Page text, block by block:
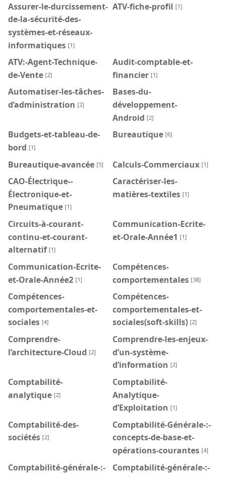
Assurer-le-durcissement-
de-la-sécurité-des-
systèmes-et-réseaux-
informatiques [1]
ATV-fiche-profil [1]
ATV:-Agent-Technique-
de-Vente [2]
Audit-comptable-et-
financier [1]
Automatiser-les-tâches-
d’administration [2]
Bases-du-
développement-
Android [2]
Budgets-et-tableau-de-
bord [1]
Bureautique [6]
Bureautique-avancée [5] Calculs-Commerciaux [1]
CAO-Électrique--
Électronique-et-
Pneumatique [1]
Caractériser-les-
matières-textiles [1]
Circuits-à-courant-
continu-et-courant-
alternatif [1]
Communication-Ecrite-
et-Orale-Année1 [1]
Communication-Ecrite-
et-Orale-Année2 [1]
Compétences-
comportementales [38]
Compétences-
comportementales-et-
sociales [4]
Compétences-
comportementales-et-
sociales(soft-skills) [2]
Comprendre-
l’architecture-Cloud [2]
Comprendre-les-enjeux-
d’un-système-
d’information [2]
Comptabilité-
analytique [2]
Comptabilité-
Analytique-
d’Exploitation [1]
Comptabilité-des-
sociétés [2]
Comptabilité-Générale-:-
concepts-de-base-et-
opérations-courantes [4]
Comptabilité-générale-:-
Comptabilité-générale-:-